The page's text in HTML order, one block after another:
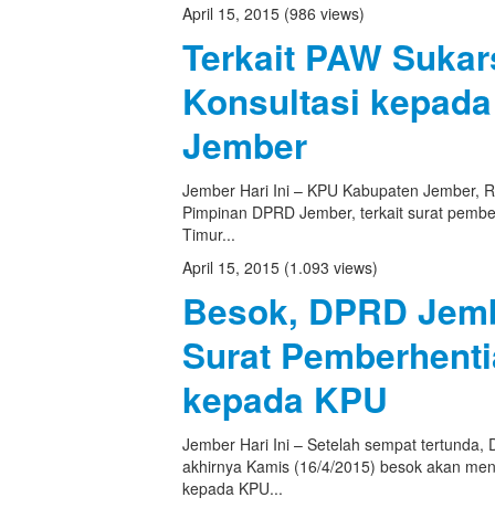
April 15, 2015(986 views)
Terkait PAW
Konsultasi
Jember
Jember Hari Ini – KPU Kabupaten Jember,
Pimpinan DPRD Jember, terkait surat
Timur...
April 15, 2015(1.093 views)
Besok, DPRD
Surat
kepada KPU
Jember Hari Ini – Setelah sempat tertunda,
akhirnya Kamis (16/4/2015) besok akan
kepada KPU...